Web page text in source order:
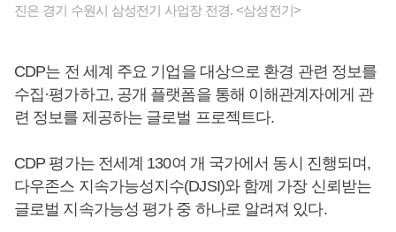
진은 경기 수원시 삼성전기 사업장 전경. <삼성전기>
CDP는 전 세계 주요 기업을 대상으로 환경 관련 정보를
수집·평가하고, 공개 플랫폼을 통해 이해관계자에게 관
련 정보를 제공하는 글로벌 프로젝트다.
CDP 평가는 전세계 130여 개 국가에서 동시 진행되며,
다우존스 지속가능성지수(DJSI)와 함께 가장 신뢰받는
글로벌 지속가능성 평가 중 하나로 알려져 있다.